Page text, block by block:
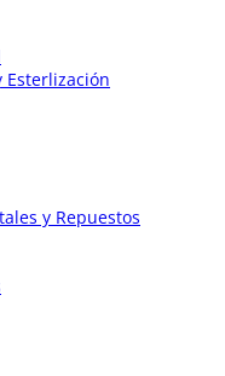
Esterlización
y Repuestos